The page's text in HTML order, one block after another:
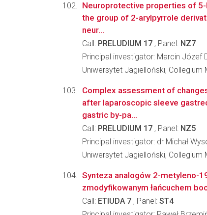
Neuroprotective properties of
the group of 2-arylpyrrole
neur...
Call: PRELUDIUM 17 , Panel: NZ7
Principal investigator: Marcin Józef
Uniwersytet Jagielloński, Collegium
Complex assessment of
after laparoscopic sleeve
gastric by-pa...
Call: PRELUDIUM 17 , Panel: NZ5
Principal investigator: dr Michał
Uniwersytet Jagielloński, Collegium
Synteza analogów 2-metyleno-
zmodyfikowanym łańcuchem
Call: ETIUDA 7 , Panel: ST4